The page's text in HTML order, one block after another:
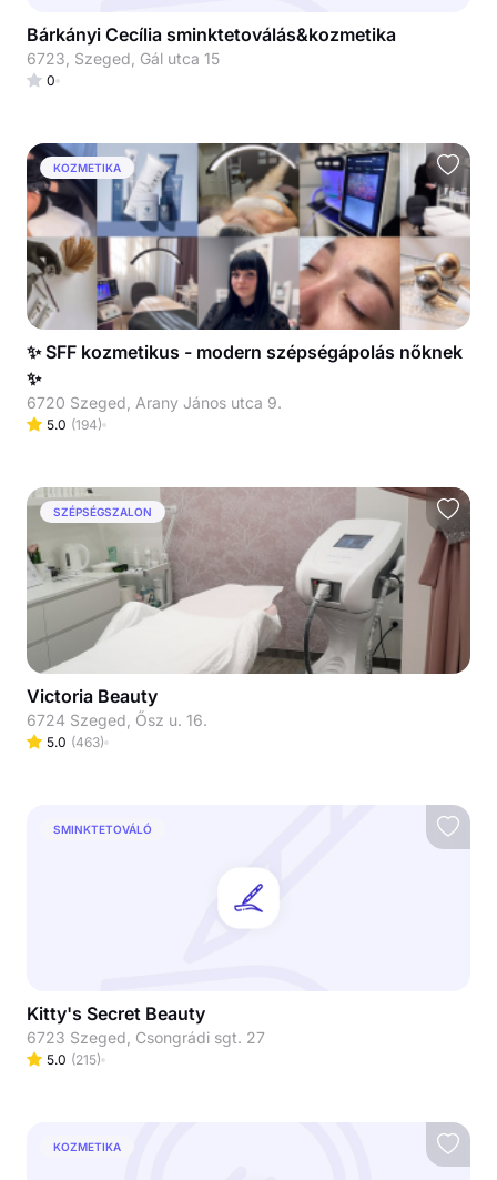
Bárkányi Cecília sminktetoválás&kozmetika
6723, Szeged, Gál utca 15
0
KOZMETIKA
✨ SFF kozmetikus - modern szépségápolás nőknek
✨
6720 Szeged, Arany János utca 9.
5.0 (194)
SZÉPSÉGSZALON
Victoria Beauty
6724 Szeged, Ősz u. 16.
5.0 (463)
SMINKTETOVÁLÓ
Kitty's Secret Beauty
6723 Szeged, Csongrádi sgt. 27
5.0 (215)
KOZMETIKA